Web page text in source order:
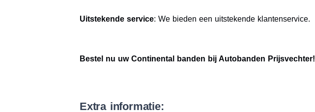
Uitstekende service: We bieden een uitstekende klantenservice.
Bestel nu uw Continental banden bij Autobanden Prijsvechter!
Extra informatie: